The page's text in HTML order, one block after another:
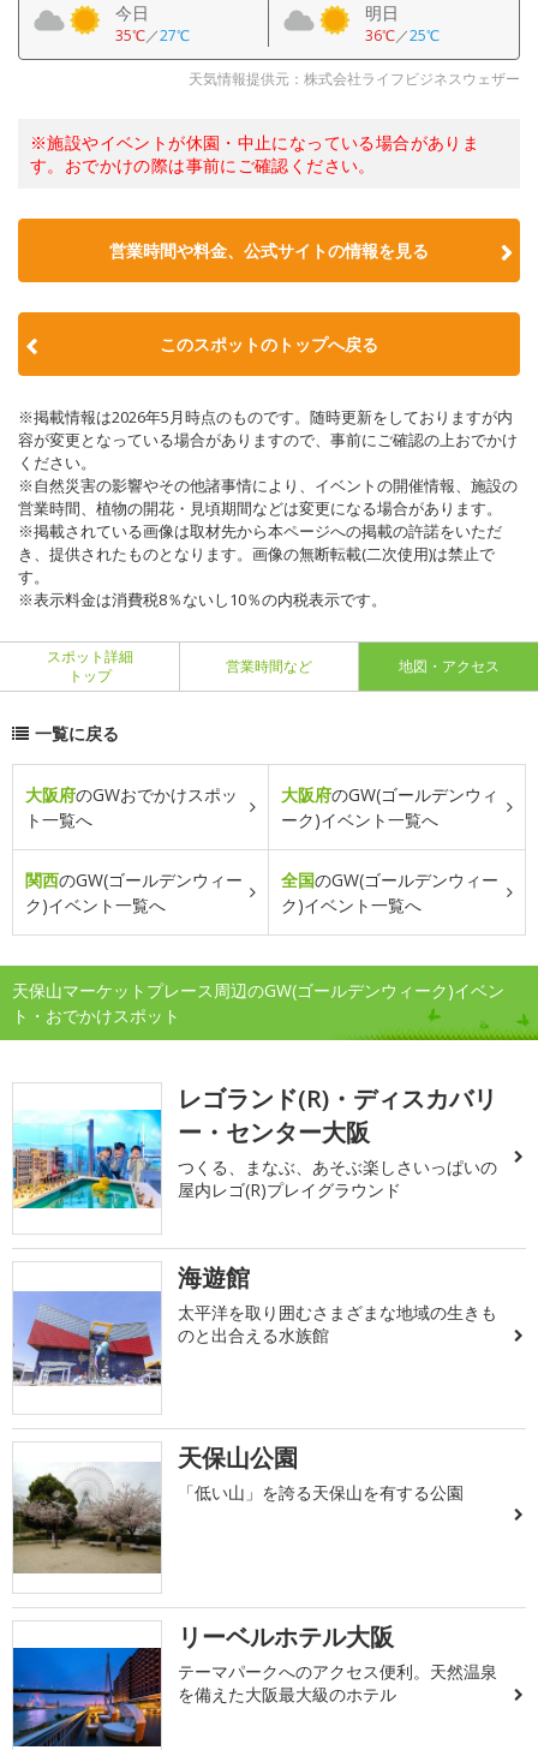
今日
35℃／27℃
明日
36℃／25℃
天気情報提供元：株式会社ライフビジネスウェザー
※施設やイベントが休園・中止になっている場合がありま
す。おでかけの際は事前にご確認ください。
営業時間や料金、公式サイトの情報を見る
このスポットのトップへ戻る
※掲載情報は2026年5月時点のものです。随時更新をしておりますが内
容が変更となっている場合がありますので、事前にご確認の上おでかけ
ください。
※自然災害の影響やその他諸事情により、イベントの開催情報、施設の
営業時間、植物の開花・見頃期間などは変更になる場合があります。
※掲載されている画像は取材先から本ページへの掲載の許諾をいただ
き、提供されたものとなります。画像の無断転載(二次使用)は禁止で
す。
※表示料金は消費税8％ないし10％の内税表示です。
スポット詳細
トップ
営業時間など 地図・アクセス
一覧に戻る
大阪府のGWおでかけスポッ
ト一覧へ
大阪府のGW(ゴールデンウィ
ーク)イベント一覧へ
関西のGW(ゴールデンウィー
ク)イベント一覧へ
全国のGW(ゴールデンウィー
ク)イベント一覧へ
天保山マーケットプレース周辺のGW(ゴールデンウィーク)イベン
ト・おでかけスポット
レゴランド(R)・ディスカバリ
ー・センター大阪
つくる、まなぶ、あそぶ楽しさいっぱいの
屋内レゴ(R)プレイグラウンド
海遊館
太平洋を取り囲むさまざまな地域の生きも
のと出合える水族館
天保山公園
「低い山」を誇る天保山を有する公園
リーベルホテル大阪
テーマパークへのアクセス便利。天然温泉
を備えた大阪最大級のホテル